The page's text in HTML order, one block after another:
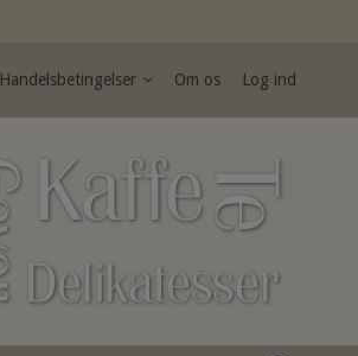
Handelsbetingelser Om os Log ind